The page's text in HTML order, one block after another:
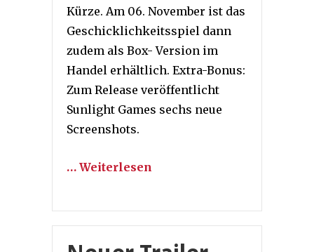
Kürze. Am 06. November ist das
Geschicklichkeitsspiel dann
zudem als Box- Version im
Handel erhältlich. Extra-Bonus:
Zum Release veröffentlicht
Sunlight Games sechs neue
Screenshots.
… Weiterlesen